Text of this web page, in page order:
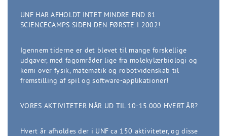
UNF HAR AFHOLDT INTET MINDRE END 81
SCIENCECAMPS SIDEN DEN FØRSTE I 2002!
Igennem tiderne er det blevet til mange forskellige
udgaver, med fagområder lige fra molekylærbiologi og
kemi over fysik, matematik og robotvidenskab til
fremstilling af spil og software-applikationer!
VORES AKTIVITETER NÅR UD TIL 10-15.000 HVERT ÅR?
Hvert år afholdes der i UNF ca 150 aktiviteter, og disse